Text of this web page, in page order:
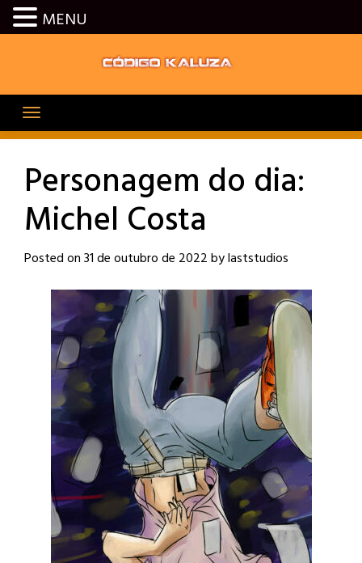
content
Personagem do dia:
Michel Costa
Posted on31 de outubro de 2022bylaststudios
MENU